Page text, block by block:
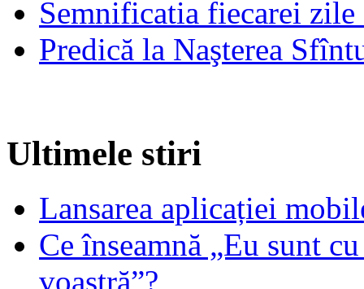
Semnificatia fiecarei
Predică la Naşterea
Ultimele stiri
Lansarea aplicației
Ce înseamnă „Eu sunt
voastră”?